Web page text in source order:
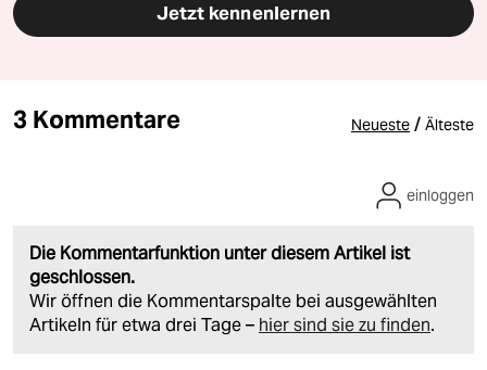
Jetzt kennenlernen
3 Kommentare Neueste / Älteste
Die Kommentarfunktion unter diesem Artikel ist
geschlossen.
Wir öffnen die Kommentarspalte bei ausgewählten
Artikeln für etwa drei Tage – hier sind sie zu finden.
einloggen